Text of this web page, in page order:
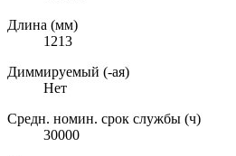
Длина (мм)
1213
Диммируемый (-ая)
Нет
Средн. номин. срок службы (ч)
30000